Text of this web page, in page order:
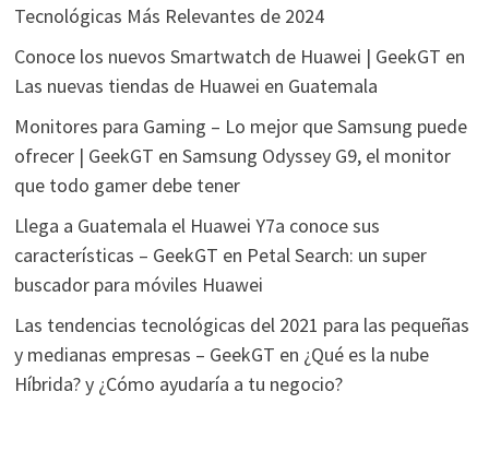
Tecnológicas Más Relevantes de 2024
Conoce los nuevos Smartwatch de Huawei | GeekGT en
Las nuevas tiendas de Huawei en Guatemala
Monitores para Gaming – Lo mejor que Samsung puede
ofrecer | GeekGT en Samsung Odyssey G9, el monitor
que todo gamer debe tener
Llega a Guatemala el Huawei Y7a conoce sus
características – GeekGT en Petal Search: un super
buscador para móviles Huawei
Las tendencias tecnológicas del 2021 para las pequeñas
y medianas empresas – GeekGT en ¿Qué es la nube
Híbrida? y ¿Cómo ayudaría a tu negocio?